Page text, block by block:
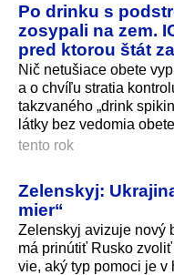
Po drinku s
zosypali na zem.
pred ktorou štát
Nič netušiace obete
a o chvíľu stratia
takzvaného „drink
látky bez vedomia
tento rok
Zelenskyj:
mier“
Zelenskyj avizuje nový
má prinútiť Rusko
vie, aký typ pomoci je v